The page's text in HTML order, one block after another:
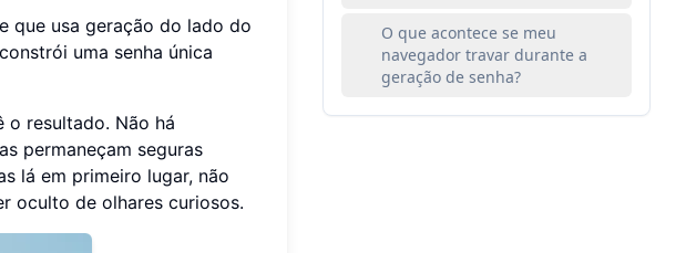
que usa geração do lado do
uma senha única
o resultado. Não há
permaneçam seguras
lá em primeiro lugar, não
oculto de olhares curiosos.
O que acontece se meu
navegador travar durante a
geração de senha?